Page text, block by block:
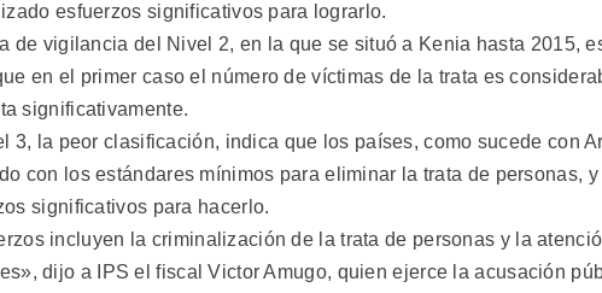
esfuerzos significativos para lograrlo.
de vigilancia del Nivel 2, en la que se situó a Kenia hasta 2015,
en el primer caso el número de víctimas de la trata es
significativamente.
3, la peor clasificación, indica que los países, como sucede con
con los estándares mínimos para eliminar la trata de personas,
significativos para hacerlo.
incluyen la criminalización de la trata de personas y la
dijo a IPS el fiscal Victor Amugo, quien ejerce la acusación